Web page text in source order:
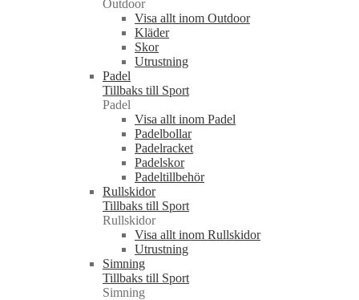
Outdoor
Visa allt inom Outdoor
Kläder
Skor
Utrustning
Padel
Tillbaks till Sport
Padel
Visa allt inom Padel
Padelbollar
Padelracket
Padelskor
Padeltillbehör
Rullskidor
Tillbaks till Sport
Rullskidor
Visa allt inom Rullskidor
Utrustning
Simning
Tillbaks till Sport
Simning